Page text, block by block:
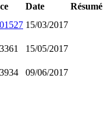
Date
Résumé
15/03/2017
15/05/2017
09/06/2017